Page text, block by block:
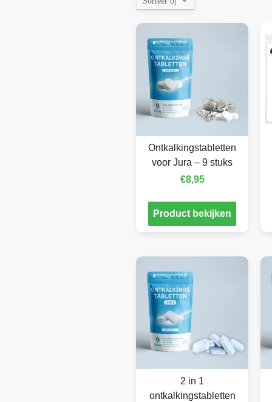
Ontkalkingstabletten
voor Jura – 9 stuks
€8,95
Product bekijken
2 in 1
ontkalkingstabletten